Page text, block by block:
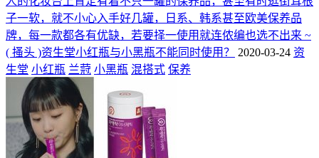
子一软，就不小心入手好几罐，日系、韩系甚至欧美保养品
牌，每一款都各有优缺，若要择一使用就连侬编也选不出来 ~
( 搔头 )资生堂小红瓶与小黑瓶不能同时使用？
2020-03-24 资
生堂 小红瓶 兰蒄 小黑瓶 混搭式 保养